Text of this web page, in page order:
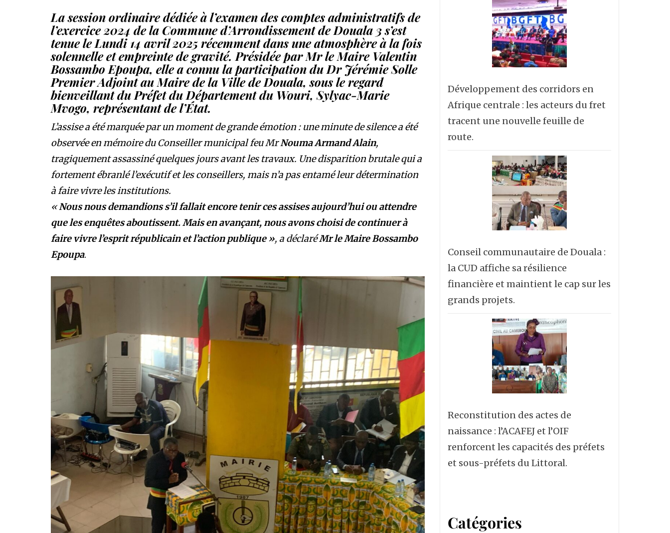
La session ordinaire dédiée à l’examen des comptes administratifs de
l’exercice 2024 de la Commune d’Arrondissement de Douala 3 s’est
tenue le Lundi 14 avril 2025 récemment dans une atmosphère à la fois
solennelle et empreinte de gravité. Présidée par Mr le Maire Valentin
Bossambo Epoupa, elle a connu la participation du Dr Jérémie Solle
Premier Adjoint au Maire de la Ville de Douala, sous le regard
bienveillant du Préfet du Département du Wouri, Sylyac-Marie
Mvogo, représentant de l’État.
L’assise a été marquée par un moment de grande émotion : une minute de silence a été
observée en mémoire du Conseiller municipal feu MrNouma Armand Alain,
tragiquement assassiné quelques jours avant les travaux. Une disparition brutale qui a
fortement ébranlé l’exécutif et les conseillers, mais n’a pas entamé leur détermination
à faire vivre les institutions.
«Nous nous demandions s’il fallait encore tenir ces assises aujourd’hui ou attendre
que les enquêtes aboutissent. Mais en avançant, nous avons choisi de continuer à
faire vivre l’esprit républicain et l’action publique », a déclaréMr le Maire Bossambo
Epoupa.
Développement des corridors en
Afrique centrale : les acteurs du fret
tracent une nouvelle feuille de
route.
Conseil communautaire de Douala :
la CUD affiche sa résilience
financière et maintient le cap sur les
grands projets.
Reconstitution des actes de
naissance : l’ACAFEJ et l’OIF
renforcent les capacités des préfets
et sous-préfets du Littoral.
Catégories